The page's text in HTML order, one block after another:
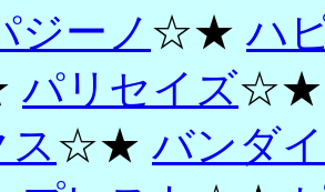
ジーノ ☆★ハ
パリセイズ
☆★ バンダイ